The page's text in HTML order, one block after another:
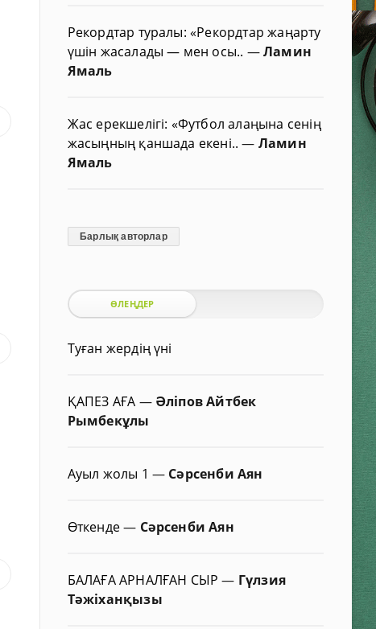
Рекордтар туралы: «Рекордтар жаңарту
үшін жасалады — мен осы.. —Ламин
Ямаль
Жас ерекшелігі: «Футбол алаңына сенің
жасыңның қаншада екені..— Ламин
Ямаль
Барлық авторлар
ӨЛЕҢДЕР
Туған жердің үні
ҚАПЕЗ АҒА — Әліпов Айтбек
Рымбекұлы
Ауыл жолы 1 — Сәрсенби Аян
Өткенде— Сәрсенби Аян
БАЛАҒА АРНАЛҒАН СЫР— Гүлзия
Тәжіханқызы